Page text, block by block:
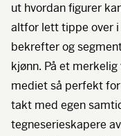
ut hvordan figurer
altfor lett tippe over
bekrefter og
kjønn. På et
mediet så perfekt
takt med egen
tegneserieskapere